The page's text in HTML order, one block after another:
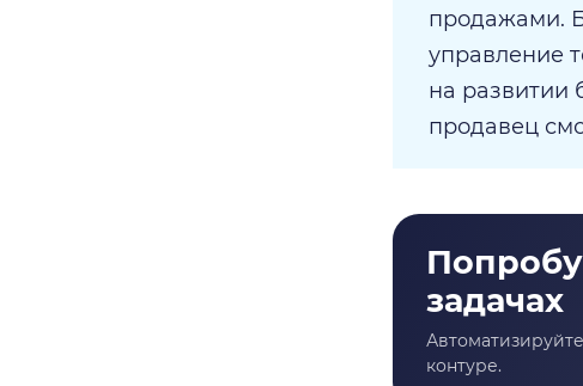
продажами.
управление
на развитии
продавец